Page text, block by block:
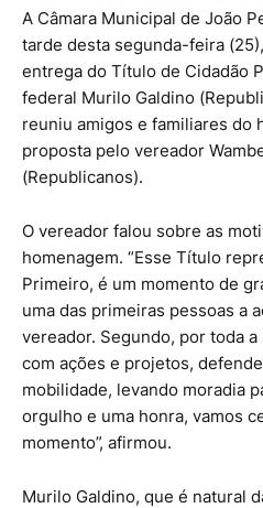
A Câmara Municipal de João
tarde desta segunda-feira
entrega do Título de Cidadão
federal Murilo Galdino
reuniu amigos e familiares do
proposta pelo vereador
(Republicanos).
O vereador falou sobre as
homenagem. “Esse Título
Primeiro, é um momento de
uma das primeiras pessoas a
vereador. Segundo, por toda a
com ações e projetos,
mobilidade, levando moradia
orgulho e uma honra, vamos
momento”, afirmou.
Murilo Galdino, que é natural